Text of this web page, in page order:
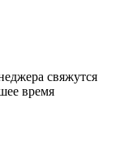
свяжутся
время